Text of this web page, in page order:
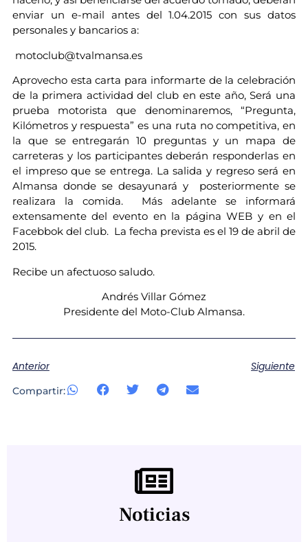
enviar un e-mail antes del 1.04.2015 con sus datos
personales y bancarios a:
motoclub@tvalmansa.es
Aprovecho esta carta para informarte de la celebración
de la primera actividad del club en este año, Será una
prueba motorista que denominaremos, “Pregunta,
Kilómetros y respuesta” es una ruta no competitiva, en
la que se entregarán 10 preguntas y un mapa de
carreteras y los participantes deberán responderlas en
el impreso que se entrega. La salida y regreso será en
Almansa donde se desayunará y posteriormente se
realizara la comida. Más adelante se informará
extensamente del evento en la página WEB y en el
Facebbok del club. La fecha prevista es el 19 de abril de
2015.
Recibe un afectuoso saludo.
Andrés Villar Gómez
Presidente del Moto-Club Almansa.
Anterior Siguiente
Compartir:
Noticias